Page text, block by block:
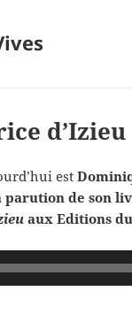
d’Izieu
est
parution de son
aux Editions